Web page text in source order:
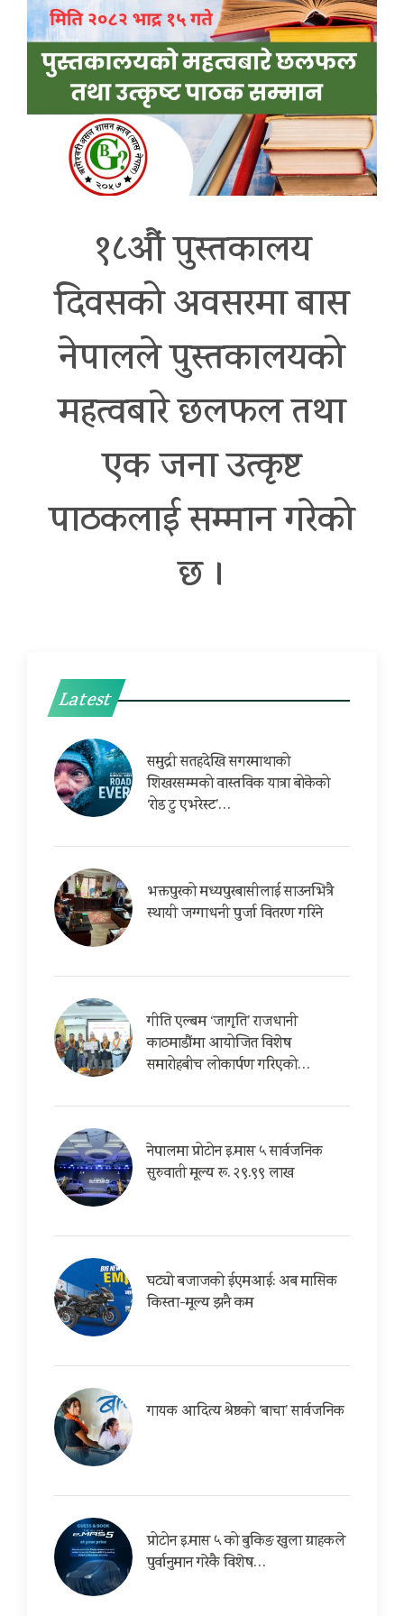
१८औं पुस्तकालय
दिवसको अवसरमा बास
नेपालले पुस्तकालयको
महत्वबारे छलफल तथा
एक जना उत्कृष्ट
पाठकलाई सम्मान गरेको
छ ।
Latest
समुद्री सतहदेखि सगरमाथाको
शिखरसम्मको वास्तविक यात्रा बोकेको
‘रोड टु एभरेस्ट’…
भक्तपुरको मध्यपुरबासीलाई साउनभित्रै
स्थायी जग्गाधनी पुर्जा वितरण गरिने
गीति एल्बम ‘जागृति’ राजधानी
काठमाडौंमा आयोजित विशेष
समारोहबीच लोकार्पण गरिएको…
नेपालमा प्रोटोन इ.मास ५ सार्वजनिक
सुरुवाती मूल्य रू. २९.९९ लाख
घट्यो बजाजको ईएमआई: अब मासिक
किस्ता-मूल्य झनै कम
गायक आदित्य श्रेष्ठको ‘बाचा’ सार्वजनिक
प्रोटोन इ.मास ५ को बुकिङ खुला ग्राहकले
पुर्वानुमान गरेकै विशेष…